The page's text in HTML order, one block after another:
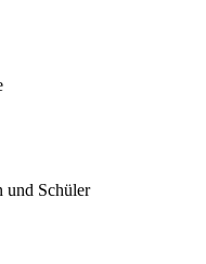
und Schüler